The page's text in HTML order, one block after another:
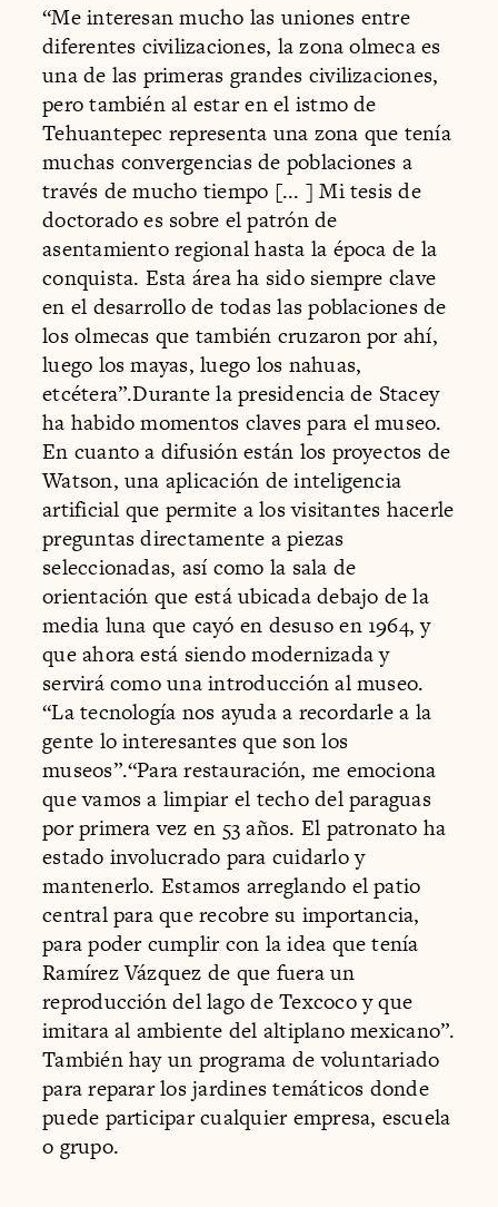
“Me interesan mucho las uniones entre
diferentes civilizaciones, la zona olmeca es
una de las primeras grandes civilizaciones,
pero también al estar en el istmo de
Tehuantepec representa una zona que tenía
muchas convergencias de poblaciones a
través de mucho tiempo [... ] Mi tesis de
doctorado es sobre el patrón de
asentamiento regional hasta la época de la
conquista. Esta área ha sido siempre clave
en el desarrollo de todas las poblaciones de
los olmecas que también cruzaron por ahí,
luego los mayas, luego los nahuas,
etcétera”.Durante la presidencia de Stacey
ha habido momentos claves para el museo.
En cuanto a difusión están los proyectos de
Watson, una aplicación de inteligencia
artificial que permite a los visitantes hacerle
preguntas directamente a piezas
seleccionadas, así como la sala de
orientación que está ubicada debajo de la
media luna que cayó en desuso en 1964, y
que ahora está siendo modernizada y
servirá como una introducción al museo.
“La tecnología nos ayuda a recordarle a la
gente lo interesantes que son los
museos”.“Para restauración, me emociona
que vamos a limpiar el techo del paraguas
por primera vez en 53 años. El patronato ha
estado involucrado para cuidarlo y
mantenerlo. Estamos arreglando el patio
central para que recobre su importancia,
para poder cumplir con la idea que tenía
Ramírez Vázquez de que fuera un
reproducción del lago de Texcoco y que
imitara al ambiente del altiplano mexicano”.
También hay un programa de voluntariado
para reparar los jardines temáticos donde
puede participar cualquier empresa, escuela
o grupo.